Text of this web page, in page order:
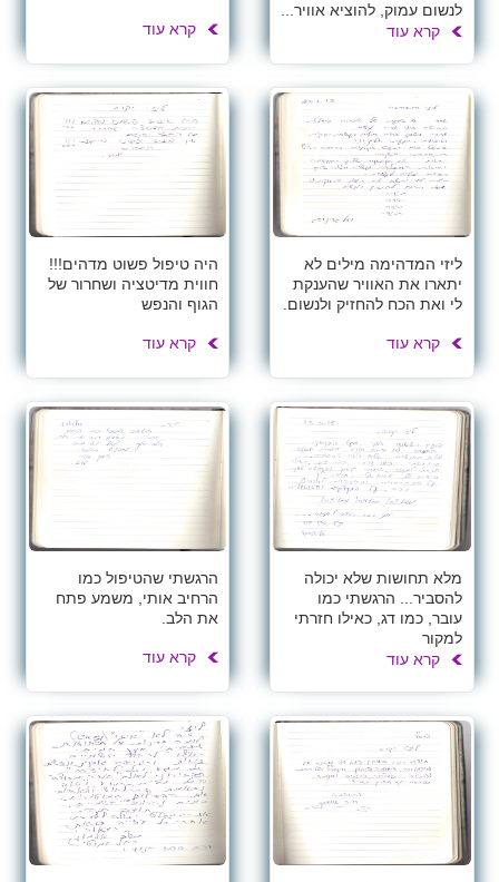
לנשום עמוק, להוציא אוויר...
קרא עוד
קרא עוד
ליזי המדהימה מילים לא
יתארו את האוויר שהענקת
לי ואת הכח להחזיק ולנשום.
קרא עוד
היה טיפול פשוט מדהים!!!
חווית מדיטציה ושחרור של
הגוף והנפש
קרא עוד
מלא תחושות שלא יכולה
להסביר... הרגשתי כמו
עובר, כמו דג, כאילו חזרתי
למקור
קרא עוד
הרגשתי שהטיפול כמו
הרחיב אותי, משמע פתח
את הלב.
קרא עוד